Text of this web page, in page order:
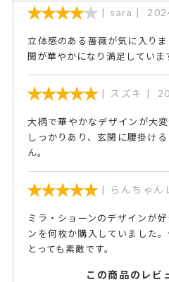
sara
立体感のある薔薇が気に入り
関が華やかになり満足していま
スズキ
大柄で華やかなデザインが大
しっかりあり、玄関に腰掛け
ん。
らんちゃん
ミラ・ショーンのデザインが
ンを何枚か購入していました
とっても素敵です。
この商品のレビ